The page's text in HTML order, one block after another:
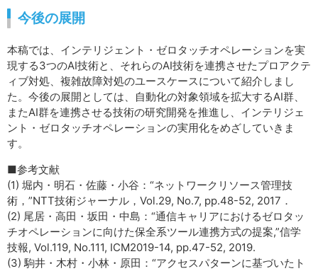
今後の展開
本稿では、インテリジェント・ゼロタッチオペレーションを実
現する3つのAI技術と、それらのAI技術を連携させたプロアクテ
ィブ対処、複雑故障対処のユースケースについて紹介しまし
た。今後の展開としては、自動化の対象領域を拡大するAI群、
またAI群を連携させる技術の研究開発を推進し、インテリジェ
ント・ゼロタッチオペレーションの実用化をめざしていきま
す。
■参考文献
(1) 堀内・明石・佐藤・小谷：“ネットワークリソース管理技
術，”NTT技術ジャーナル，Vol.29, No.7, pp.48-52, 2017．
(2) 尾居・高田・坂田・中島：“通信キャリアにおけるゼロタッ
チオペレーションに向けた保全系ツール連携方式の提案,”信学
技報, Vol.119, No.111, ICM2019-14, pp.47-52, 2019.
(3) 駒井・木村・小林・原田：“アクセスパターンに基づいたト